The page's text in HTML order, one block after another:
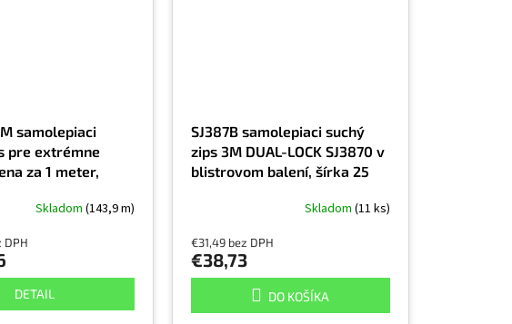
samolepiaci
pre extrémne
za 1 meter,
Skladom (143,9 m)
DPH
DETAIL
SJ387B samolepiaci suchý
zips 3M DUAL-LOCK SJ3870 v
blistrovom balení, šírka 25
Skladom (11 ks)
€31,49 bez DPH
€38,73
DO KOŠÍKA